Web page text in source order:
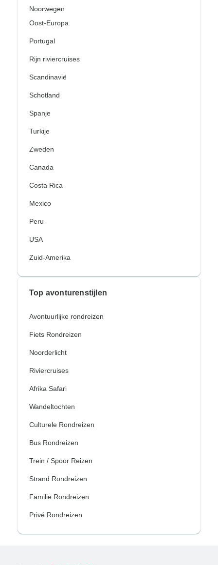
Noorwegen
Oost-Europa
Portugal
Rijn riviercruises
Scandinavië
Schotland
Spanje
Turkije
Zweden
Canada
Costa Rica
Mexico
Peru
USA
Zuid-Amerika
Top avonturenstijlen
Avontuurlijke rondreizen
Fiets Rondreizen
Noorderlicht
Riviercruises
Afrika Safari
Wandeltochten
Culturele Rondreizen
Bus Rondreizen
Trein / Spoor Reizen
Strand Rondreizen
Familie Rondreizen
Privé Rondreizen